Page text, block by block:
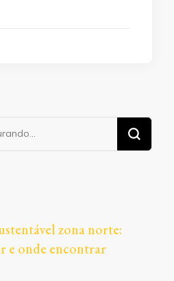
zona norte:
e onde encontrar